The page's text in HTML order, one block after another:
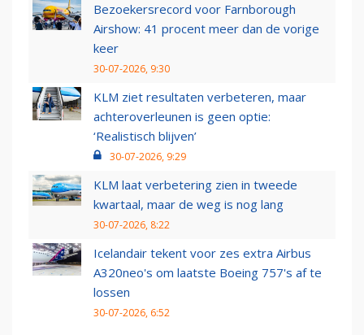
Bezoekersrecord voor Farnborough
Airshow: 41 procent meer dan de vorige
keer
30-07-2026, 9:30
KLM ziet resultaten verbeteren, maar
achteroverleunen is geen optie:
‘Realistisch blijven’
30-07-2026, 9:29
KLM laat verbetering zien in tweede
kwartaal, maar de weg is nog lang
30-07-2026, 8:22
Icelandair tekent voor zes extra Airbus
A320neo's om laatste Boeing 757's af te
lossen
30-07-2026, 6:52